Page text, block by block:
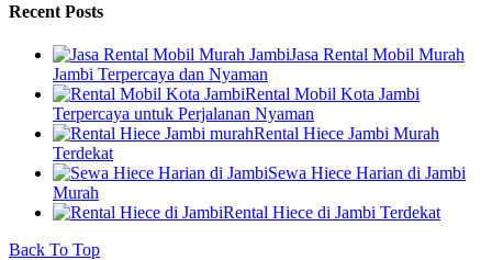
Recent Posts
Jasa Rental Mobil Murah
Jambi Terpercaya dan Nyaman
Rental Mobil Kota Jambi
Terpercaya untuk Perjalanan Nyaman
Rental Hiece Jambi Murah
Terdekat
Sewa Hiece Harian di Jambi
Murah
Rental Hiece di Jambi Terdekat
Back To Top